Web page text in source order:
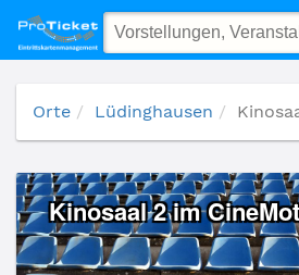
Kinosaal 2 im CineMotion
Orte Lüdinghausen
Kinosaal 2 im